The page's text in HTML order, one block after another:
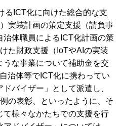
ICT化に向けた総合的な支
実装計画の策定支援（請負事
体職員によるICT化計画の策
た財政支援（IoTやAIの実装
な事業について補助金を交
治体等でICT化に携わってい
バイザー」として派遣し、
の表彰、といったように、そ
様々なかたちでの支援を行